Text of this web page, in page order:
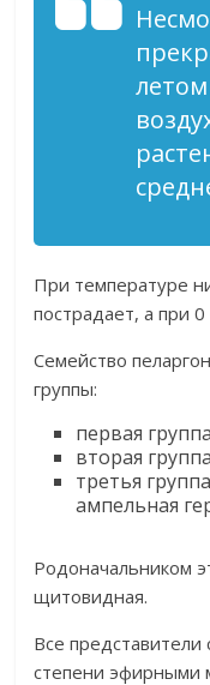
При температуре
пострадает, а при
Семейство
группы:
первая
вторая
третья
ампельная
Родоначальником
щитовидная.
Все
степени эфирными